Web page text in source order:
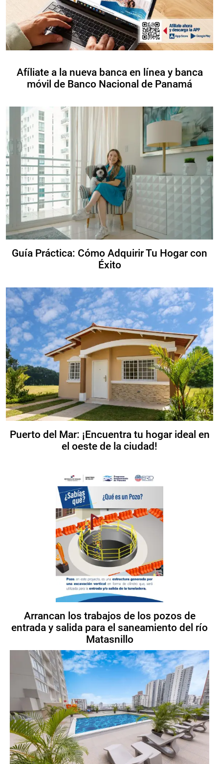
Afíliate a la nueva banca en línea y banca
móvil de Banco Nacional de Panamá
Guía Práctica: Cómo Adquirir Tu Hogar con
Éxito
Puerto del Mar: ¡Encuentra tu hogar ideal en
el oeste de la ciudad!
Arrancan los trabajos de los pozos de
entrada y salida para el saneamiento del río
Matasnillo